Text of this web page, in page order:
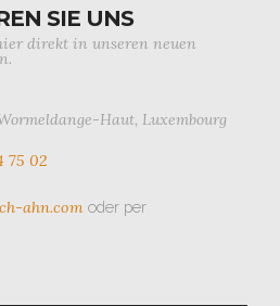
SIE UNS
direkt in unseren neuen
Haut, Luxembourg
75 02
ahn.com oder per